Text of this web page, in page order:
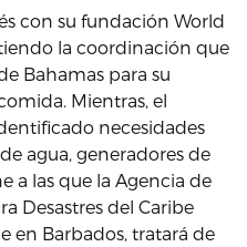
con su fundación World
la coordinación que
Bahamas para su
Mientras, el
necesidades
agua, generadores de
a las que la Agencia de
Desastres del Caribe
en Barbados, tratará de